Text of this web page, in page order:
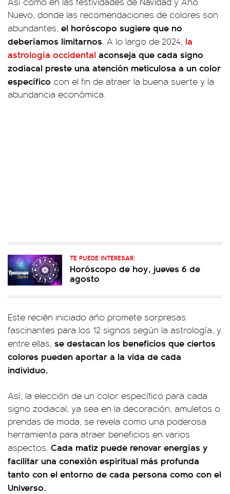
Nuevo, donde las recomendaciones de colores son
abundantes, el horóscopo sugiere que no
deberíamos limitarnos. A lo largo de 2024, la
astrología occidental aconseja que cada signo
zodiacal preste una atención meticulosa a un color
específico con el fin de atraer la buena suerte y la
abundancia económica.
TE PUEDE INTERESAR:
Horóscopo de hoy, jueves 6 de
agosto
Este recién iniciado año promete sorpresas
fascinantes para los 12 signos según la astrología, y
entre ellas, se destacan los beneficios que ciertos
colores pueden aportar a la vida de cada
individuo.
Así, la elección de un color específico para cada
signo zodiacal, ya sea en la decoración, amuletos o
prendas de moda, se revela como una poderosa
herramienta para atraer beneficios en varios
aspectos. Cada matiz puede renovar energías y
facilitar una conexión espiritual más profunda
tanto con el entorno de cada persona como con el
Universo.